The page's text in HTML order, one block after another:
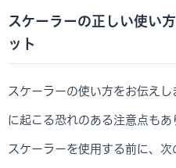
スケーラーの正しい使い
ット
スケーラーの使い方をお伝え
に起こる恐れのある注意点もあ
スケーラーを使用する前に、